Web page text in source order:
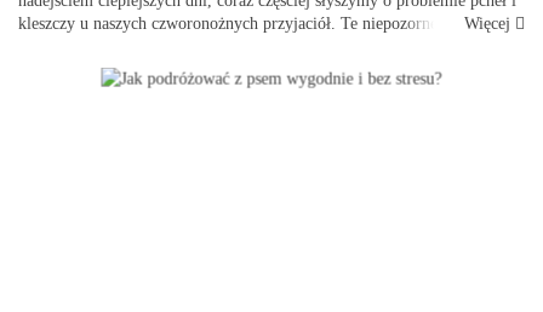
kleszczy u naszych czworonożnych przyjaciół. Te niepozorne pasożyty
Więcej